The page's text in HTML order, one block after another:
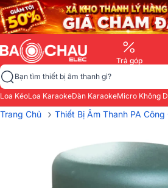
Trả góp
Bạn tìm thiết bị âm thanh gì?
Loa KéoLoa KaraokeDàn KaraokeMicro Không
Trang Chủ › Thiết Bị Âm Thanh PA Công